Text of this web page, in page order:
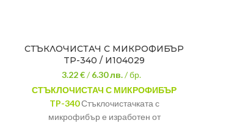
СТЪКЛОЧИСТАЧ С МИКРОФИБЪР
TP-340 / И104029
3.22 €/6.30лв. / бр.
СТЪКЛОЧИСТАЧ С МИКРОФИБЪР
TP-340 Стъклочистачката с
микрофибър е изработен от